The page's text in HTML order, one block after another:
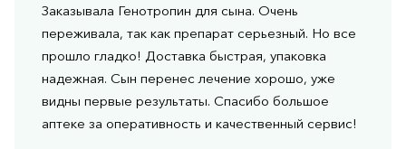
Заказывала Генотропин для сына. Очень
переживала, так как препарат серьезный. Но все
прошло гладко! Доставка быстрая, упаковка
надежная. Сын перенес лечение хорошо, уже
видны первые результаты. Спасибо большое
аптеке за оперативность и качественный сервис!